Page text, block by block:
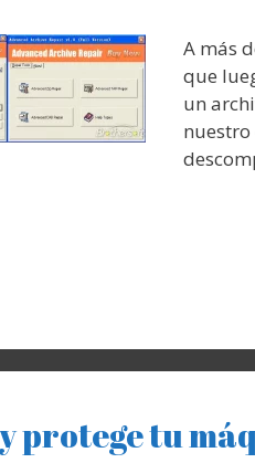
A más
que
un
protege tu